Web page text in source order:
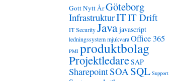
Gott Nytt ÅrGöteborg
InfrastrukturITIT Drift
IT SecurityJavajavascript
ledningssystemmjukvaraOffice 365
PMI produktbolag
ProjektledareSAP
SharepointSOASQL Support